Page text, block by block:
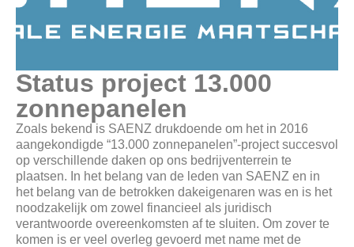
Status project 13.000
zonnepanelen
Zoals bekend is SAENZ drukdoende om het in 2016
aangekondigde “13.000 zonnepanelen”-project succesvol
op verschillende daken op ons bedrijventerrein te
plaatsen. In het belang van de leden van SAENZ en in
het belang van de betrokken dakeigenaren was en is het
noodzakelijk om zowel financieel als juridisch
verantwoorde overeenkomsten af te sluiten. Om zover te
komen is er veel overleg gevoerd met name met de